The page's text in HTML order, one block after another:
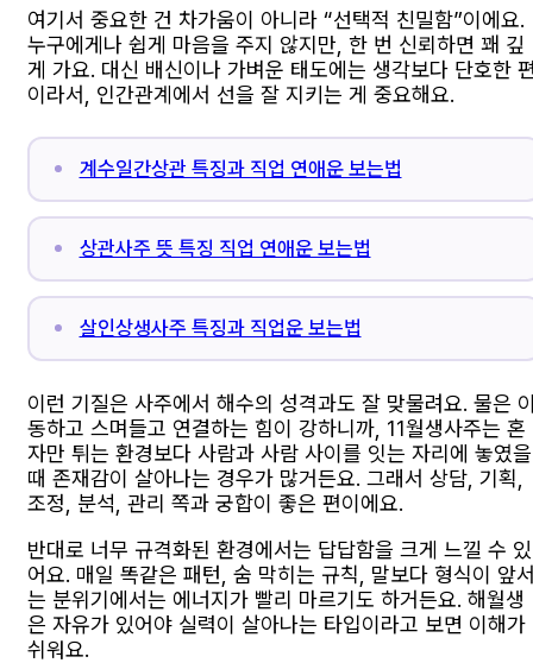
여기서 중요한 건 차가움이 아니라 “선택적 친밀함”이에요.
누구에게나 쉽게 마음을 주지 않지만, 한 번 신뢰하면 꽤 깊
게 가요. 대신 배신이나 가벼운 태도에는 생각보다 단호한
이라서, 인간관계에서 선을 잘 지키는 게 중요해요.
계수일간상관 특징과 직업 연애운 보는법
상관사주 뜻 특징 직업 연애운 보는법
살인상생사주 특징과 직업운 보는법
이런 기질은 사주에서 해수의 성격과도 잘 맞물려요. 물은
동하고 스며들고 연결하는 힘이 강하니까, 11월생사주는 혼
자만 튀는 환경보다 사람과 사람 사이를 잇는 자리에 놓였을
때 존재감이 살아나는 경우가 많거든요. 그래서 상담, 기획,
조정, 분석, 관리 쪽과 궁합이 좋은 편이에요.
반대로 너무 규격화된 환경에서는 답답함을 크게 느낄 수 있
어요. 매일 똑같은 패턴, 숨 막히는 규칙, 말보다 형식이 앞
는 분위기에서는 에너지가 빨리 마르기도 하거든요. 해월생
은 자유가 있어야 실력이 살아나는 타입이라고 보면 이해가
쉬워요.